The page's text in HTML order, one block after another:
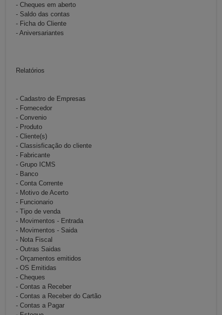
- Cheques em aberto
- Saldo das contas
- Ficha do Cliente
- Aniversariantes
Relatórios
- Cadastro de Empresas
- Fornecedor
- Convenio
- Produto
- Cliente(s)
- Classisficação do cliente
- Fabricante
- Grupo ICMS
- Banco
- Conta Corrente
- Motivo de Acerto
- Funcionario
- Tipo de venda
- Movimentos - Entrada
- Movimentos - Saida
- Nota Fiscal
- Outras Saidas
- Orçamentos emitidos
- OS Emitidas
- Cheques
- Contas a Receber
- Contas a Receber do Cartão
- Contas a Pagar